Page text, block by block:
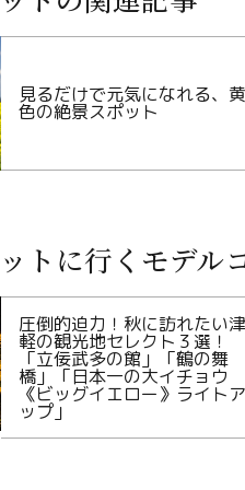
見るだけで元気になれる、黄
色の絶景スポット
トに行くモデル
圧倒的迫力！秋に訪れたい津
軽の観光地セレクト３選！
「立佞武多の館」「鶴の舞
橋」「日本一の大イチョウ
《ビッグイエロー》ライトア
ップ」